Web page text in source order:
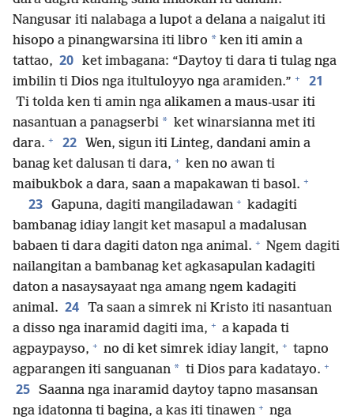
Nangusar iti nalabaga a lupot a delana a naigalut iti
hisopo a pinangwarsina iti libro * ken iti amin a
tattao, 20 ket imbagana: “Daytoy ti dara ti tulag nga
imbilin ti Dios nga itultuloyyo nga aramiden.” + 21
Ti tolda ken ti amin nga alikamen a maus-usar iti
nasantuan a panagserbi * ket winarsianna met iti
dara. + 22 Wen, sigun iti Linteg, dandani amin a
banag ket dalusan ti dara, + ken no awan ti
maibukbok a dara, saan a mapakawan ti basol. +
23 Gapuna, dagiti mangiladawan + kadagiti
bambanag idiay langit ket masapul a madalusan
babaen ti dara dagiti daton nga animal. + Ngem dagiti
nailangitan a bambanag ket agkasapulan kadagiti
daton a nasaysayaat nga amang ngem kadagiti
animal. 24 Ta saan a simrek ni Kristo iti nasantuan
a disso nga inaramid dagiti ima, + a kapada ti
agpaypayso, + no di ket simrek idiay langit, + tapno
agparangen iti sanguanan * ti Dios para kadatayo. +
25 Saanna nga inaramid daytoy tapno masansan
nga idatonna ti bagina, a kas iti tinawen + nga